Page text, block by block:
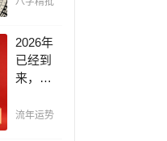
福，八
字精批
批出一
生好命
2026年
已经到
来，如
把握先
流年运势